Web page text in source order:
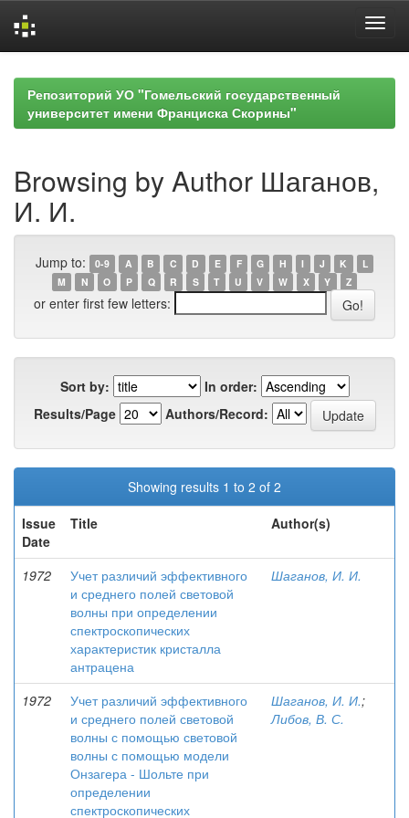
navigationРепозиторий УО "Гомельский государственный
университет имени Франциска Скорины"
Browsing by Author Шаганов,
И. И.
Jump to: 0-9 A B C D E F G H I J K
L
M
N O P Q R S T U V W X Y Z
or enter first few letters:
Sort by:
In order:
Results/Page
Authors/Record:
Showing results 1 to 2 of 2
Issue
Date
Title Author(s)
1972
Учет различий эффективного
и среднего полей световой
волны при определении
спектроскопических
характеристик кристалла
антрацена
Шаганов, И. И.
1972
Учет различий эффективного
и среднего полей световой
волны с помощью световой
волны с помощью модели
Онзагера - Шольте при
определении
спектроскопических
Шаганов, И. И.;
Либов, В. С.